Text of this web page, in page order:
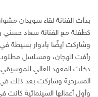
بدأت الفنانة لقاء سويدان
كطفلة مع الفنانة سعاد
وشاركت أيضًا بأدوار بسيطة
رأفت الهجان، ومسلسل
دخلت المعهد العالي
المسرحية وشاركت بعد ذلك
وأول أعمالها السينمائية